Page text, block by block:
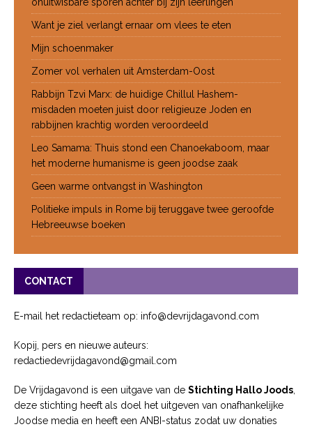
Want je ziel verlangt ernaar om vlees te eten
Mijn schoenmaker
Zomer vol verhalen uit Amsterdam-Oost
Rabbijn Tzvi Marx: de huidige Chillul Hashem-
misdaden moeten juist door religieuze Joden en
rabbijnen krachtig worden veroordeeld
Leo Samama: Thuis stond een Chanoekaboom, maar
het moderne humanisme is geen joodse zaak
Geen warme ontvangst in Washington
Politieke impuls in Rome bij teruggave twee geroofde
Hebreeuwse boeken
CONTACT
E-mail het redactieteam op: info@devrijdagavond.com
Kopij, pers en nieuwe auteurs:
redactiedevrijdagavond@gmail.com
De Vrijdagavond is een uitgave van de Stichting Hallo Joods
deze stichting heeft als doel het uitgeven van onafhankelijke
Joodse media en heeft een ANBI-status zodat uw donaties